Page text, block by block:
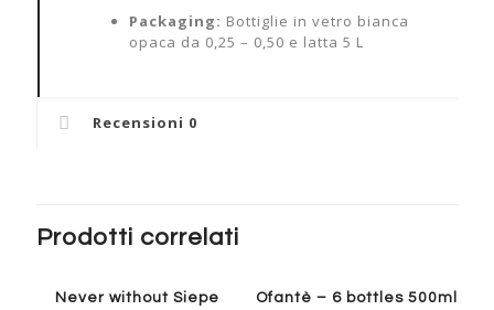
Packaging: Bottiglie in vetro bianca
opaca da 0,25 – 0,50 e latta 5 L
Recensioni 0
Prodotti correlati
IN OFFERTA!
Never without Siepe
IN OFFERTA!
Ofantè – 6 bottles 500ml